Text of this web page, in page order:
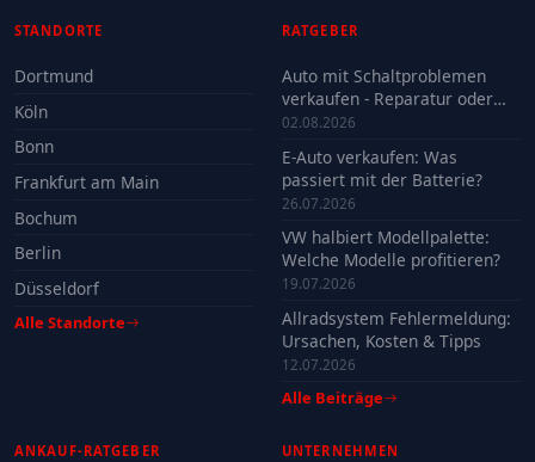
STANDORTE
Dortmund
Köln
Bonn
Frankfurt am Main
Bochum
Berlin
Düsseldorf
Alle Standorte
RATGEBER
Auto mit Schaltproblemen
verkaufen - Reparatur oder
Verkauf?
02.08.2026
E-Auto verkaufen: Was
passiert mit der Batterie?
26.07.2026
VW halbiert Modellpalette:
Welche Modelle profitieren?
19.07.2026
Allradsystem Fehlermeldung:
Ursachen, Kosten & Tipps
12.07.2026
Alle Beiträge
ANKAUF-RATGEBER UNTERNEHMEN